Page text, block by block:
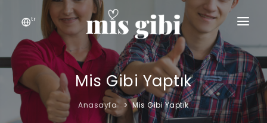
tr
ANASAYFA
KEŞFET
MIS GIBI
Mis Gibi Yaptık
Anasayfa Mis Gibi Yaptık